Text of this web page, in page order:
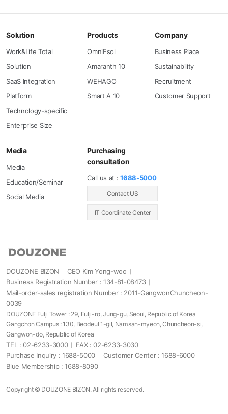
Solution
Work&Life Total
Solution
SaaS Integration
Platform
Technology-specific
Enterprise Size
Products
OmniEsol
Amaranth 10
WEHAGO
Smart A 10
Company
Business Place
Sustainability
Recruitment
Customer Support
Media
Media
Education/Seminar
Social Media
Purchasing
consultation
Call us at :1688-5000
Contact US
IT Coordinate Center
DOUZONE BIZON
CEO Kim Yong-woo
Business Registration Number : 134-81-08473
Mail-order-sales registration Number : 2011-GangwonChuncheon-
0039
DOUZONE Eulji Tower : 29, Eulji-ro, Jung-gu, Seoul, Republic of Korea
Gangchon Campus : 130, Beodeul 1-gil, Namsan-myeon, Chuncheon-si,
Gangwon-do, Republic of Korea
TEL : 02-6233-3000
FAX : 02-6233-3030
Purchase Inquiry : 1688-5000
Customer Center : 1688-6000
Blue Membership : 1688-8090
Copyright © DOUZONE BIZON. All rights reserved.